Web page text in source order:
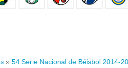
» 54 Serie Nacional de Béisbol 2014-